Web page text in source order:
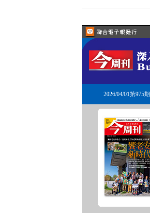
2026/04/01第975期